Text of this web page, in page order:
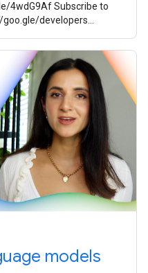
4wdG9Af Subscribe to
developers
models